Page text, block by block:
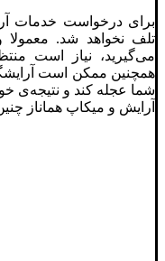
برای درخواست خدمات
تلف نخواهد شد.
می‌گیرید، نیاز است
همچنین ممکن است
شما عجله کند و نتیجه‌ی
آرایش و میکاپ هماناز